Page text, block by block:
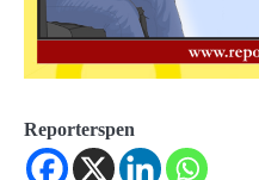
Reporterspen